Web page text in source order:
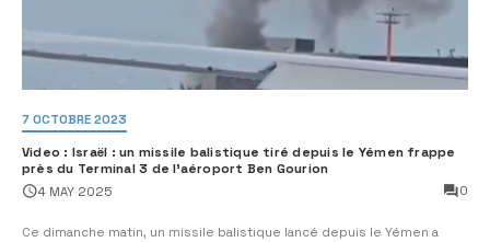
7 OCTOBRE 2023
Video : Israël : un missile balistique tiré depuis le Yémen frappe
près du Terminal 3 de l’aéroport Ben Gourion
4 MAY 2025 0
Ce dimanche matin, un missile balistique lancé depuis le Yémen a